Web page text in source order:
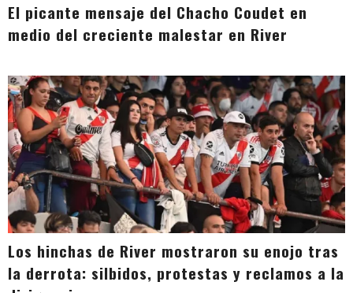
El picante mensaje del Chacho Coudet en
medio del creciente malestar en River
Los hinchas de River mostraron su enojo tras
la derrota: silbidos, protestas y reclamos a la